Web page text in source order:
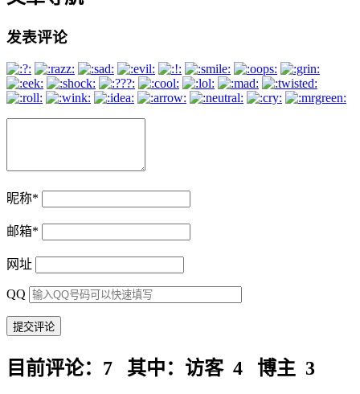
发表评论
昵称*
邮箱*
网址
QQ
目前评论：7 其中：访客 4 博主 3